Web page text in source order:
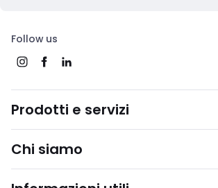
Follow us
Prodotti e servizi
Chi siamo